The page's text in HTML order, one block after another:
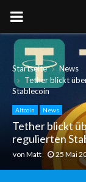
PRIMARY
MENU
Startseite
News
Tether blickt
Stablecoin
Altcoin News
Tether blickt
regulierten
von Matt 25 Mai